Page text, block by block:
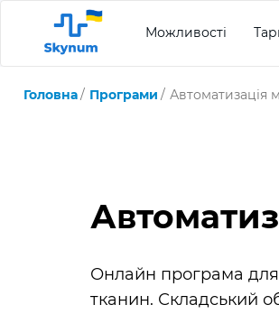
Можливості
Головна Програми Автоматизація
Онлайн програма для
тканин. Складський